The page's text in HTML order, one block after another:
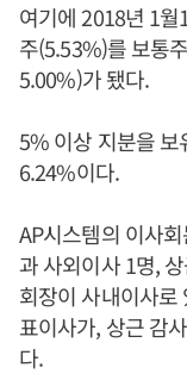
여기에 2018년 1
주(5.53%)를 보통
5.00%)가 됐다.
5% 이상 지분을 보
6.24%이다.
AP시스템의 이사
과 사외이사 1명,
회장이 사내이사로
표이사가, 상근 감
다.